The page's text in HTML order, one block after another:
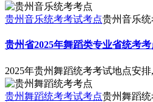
贵州音乐统考考试考点贵州音乐统
贵州省2025年舞蹈类专业省统考
2025年贵州舞蹈统考考试地点安
贵州舞蹈统考考试考点贵州舞蹈统